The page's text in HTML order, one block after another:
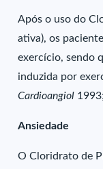
Após o uso do
ativa), os
exercício, sendo
induzida por
Cardioangiol
Ansiedade
O Cloridrato de